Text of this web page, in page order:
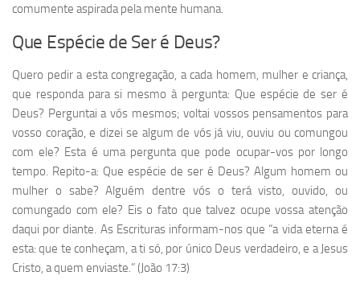
comumente aspirada pela mente humana.
Que Espécie de Ser é Deus?
Quero pedir a esta congregação, a cada homem, mulher e criança,
que responda para si mesmo à pergunta: Que espécie de ser é
Deus? Perguntai a vós mesmos; voltai vossos pensamentos para
vosso coração, e dizei se algum de vós já viu, ouviu ou comungou
com ele? Esta é uma pergunta que pode ocupar-vos por longo
tempo. Repito-a: Que espécie de ser é Deus? Algum homem ou
mulher o sabe? Alguém dentre vós o terá visto, ouvido, ou
comungado com ele? Eis o fato que talvez ocupe vossa atenção
daqui por diante. As Escrituras informam-nos que “a vida eterna é
esta: que te conheçam, a ti só, por único Deus verdadeiro, e a Jesus
Cristo, a quem enviaste.” (João 17:3)